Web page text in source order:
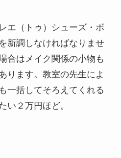
エ（トゥ）シューズ・ボ
新調しなければなりませ
合はメイク関係の小物も
ります。教室の先生によ
一括してそろえてくれる
い２万円ほど。